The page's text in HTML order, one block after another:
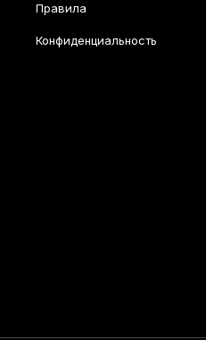
Правила
Конфиденциальность